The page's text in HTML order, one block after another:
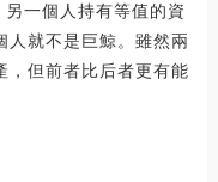
一個人持有等值的資
人就不是巨鯨。雖然兩
，但前者比后者更有能